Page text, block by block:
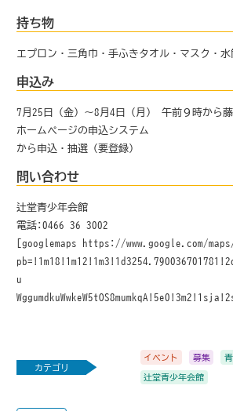
持ち物
エプロン・三角巾・手ふきタオル・マスク・水
申込み
7月25日（金）～8月4日（月） 午前９時から
ホームページの申込システム
から申込・抽選（要登録）
問い合わせ
辻堂青少年会館
電話:0466-36-3002
[googlemaps https://www.google.com/maps/
u-
カテゴリ
イベント 募集
辻堂青少年会館